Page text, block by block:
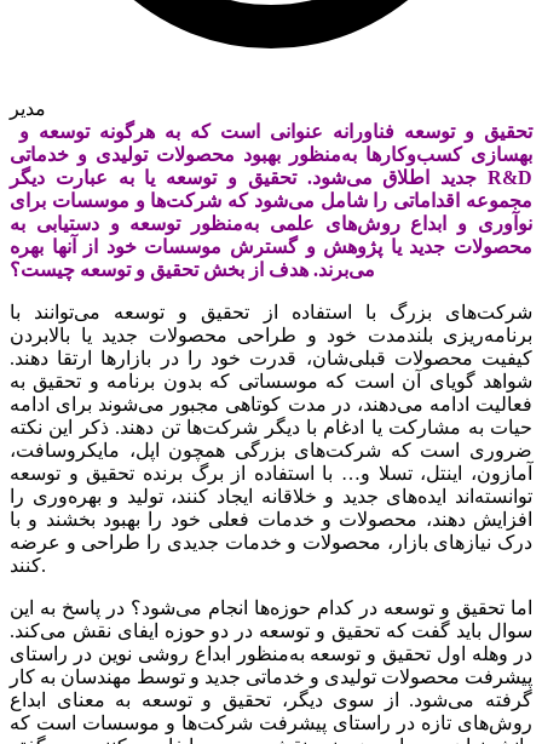
مدیر
بهسازی کسب‌وکارها به‌منظور بهبود محصولات تولیدی و خدماتی
جدید اطلاق می‌شود. تحقیق و توسعه یا به‌ عبارت دیگر R&D
مجموعه اقداماتی را شامل می‌شود که شرکت‌ها و موسسات برای
نوآوری و ابداع روش‌های علمی به‌منظور توسعه و دستیابی به
محصولات جدید یا پژوهش و گسترش موسسات خود از آنها بهره
می‌برند. هدف از بخش تحقیق و توسعه چیست؟
شرکت‌های بزرگ با استفاده از تحقیق و توسعه می‌توانند با
برنامه‌ریزی بلندمدت خود و طراحی محصولات جدید یا بالابردن
کیفیت محصولات قبلی‌شان، قدرت خود را در بازارها ارتقا دهند.
شواهد گویای آن است که موسساتی که بدون برنامه و تحقیق به
فعالیت ادامه می‌دهند، در مدت کوتاهی مجبور می‌‌‌شوند برای ادامه
حیات به مشارکت یا ادغام با دیگر شرکت‌ها تن دهند. ذکر این نکته
ضروری است که شرکت‌های بزرگی همچون اپل، مایکروسافت،
آمازون، اینتل، تسلا و… با استفاده از برگ برنده تحقیق و توسعه
توانسته‌اند ایده‌های جدید و خلاقانه ایجاد کنند، تولید و بهره‌وری را
افزایش دهند، محصولات و خدمات فعلی خود را بهبود بخشند و با
درک نیازهای بازار، محصولات و خدمات جدیدی را طراحی و عرضه
کنند.
اما تحقیق و توسعه در کدام حوزه‌‌‌ها انجام می‌شود؟ در پاسخ به این
سوال باید گفت که تحقیق و توسعه در دو حوزه ایفای نقش می‌کند.
در وهله اول تحقیق و توسعه به‌منظور ابداع روشی نوین در راستای
پیشرفت محصولات تولیدی و خدماتی جدید و توسط مهندسان به کار
گرفته می‌شود. از سوی دیگر، تحقیق و توسعه به معنای ابداع
روش‌های تازه در راستای پیشرفت شرکت‌ها و موسسات است که